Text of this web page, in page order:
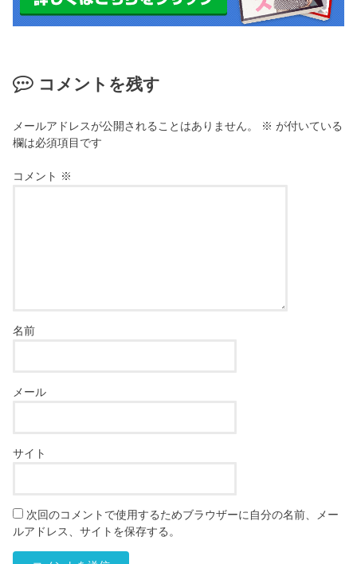
コメントを残す
メールアドレスが公開されることはありません。 ※ が付いている
欄は必須項目です
コメント ※
名前
メール
サイト
次回のコメントで使用するためブラウザーに自分の名前、メー
ルアドレス、サイトを保存する。